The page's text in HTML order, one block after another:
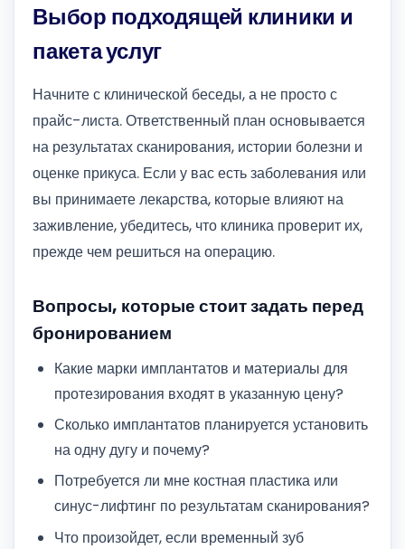
Выбор подходящей клиники и
пакета услуг
Начните с клинической беседы, а не просто с
прайс-листа. Ответственный план основывается
на результатах сканирования, истории болезни и
оценке прикуса. Если у вас есть заболевания или
вы принимаете лекарства, которые влияют на
заживление, убедитесь, что клиника проверит их,
прежде чем решиться на операцию.
Вопросы, которые стоит задать перед
бронированием
Какие марки имплантатов и материалы для
протезирования входят в указанную цену?
Сколько имплантатов планируется установить
на одну дугу и почему?
Потребуется ли мне костная пластика или
синус-лифтинг по результатам сканирования?
Что произойдет, если временный зуб